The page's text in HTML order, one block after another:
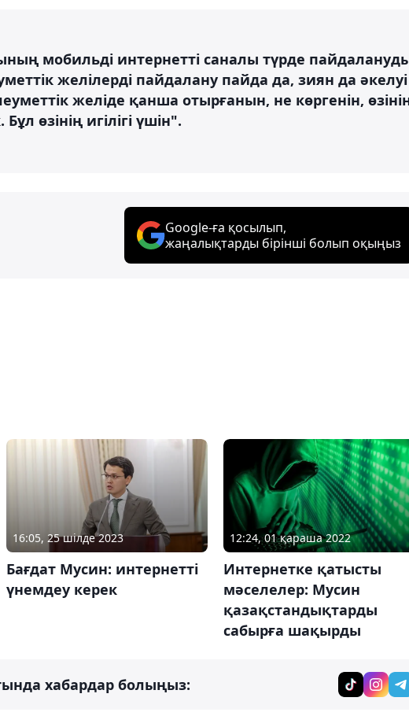
мобильді интернетті саналы түрде
желілерді пайдалану пайда да, зиян да әкелуі
желіде қанша отырғанын, не көргенін,
өзінің игілігі үшін".
Google-ға қосылып,
жаңалықтарды бірінші болып оқыңыз
16:05, 25 шілде 2023
Бағдат Мусин: интернетті
үнемдеу керек
12:24, 01 қараша 2022
Интернетке қатысты
мәселелер: Мусин
қазақстандықтарды
сабырға шақырды
хабардар болыңыз: